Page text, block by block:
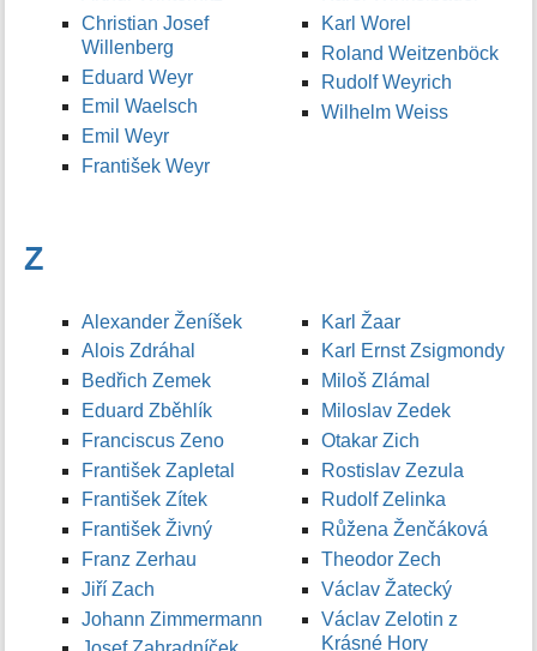
Christian Josef
Willenberg
Eduard Weyr
Emil Waelsch
Emil Weyr
František Weyr
Karl Worel
Roland Weitzenböck
Rudolf Weyrich
Wilhelm Weiss
Z
Alexander Ženíšek
Alois Zdráhal
Bedřich Zemek
Eduard Zběhlík
Franciscus Zeno
František Zapletal
František Zítek
František Živný
Franz Zerhau
Jiří Zach
Johann Zimmermann
Karl Žaar
Karl Ernst Zsigmondy
Miloš Zlámal
Miloslav Zedek
Otakar Zich
Rostislav Zezula
Rudolf Zelinka
Růžena Ženčáková
Theodor Zech
Václav Žatecký
Václav Zelotin z
Krásné Hory